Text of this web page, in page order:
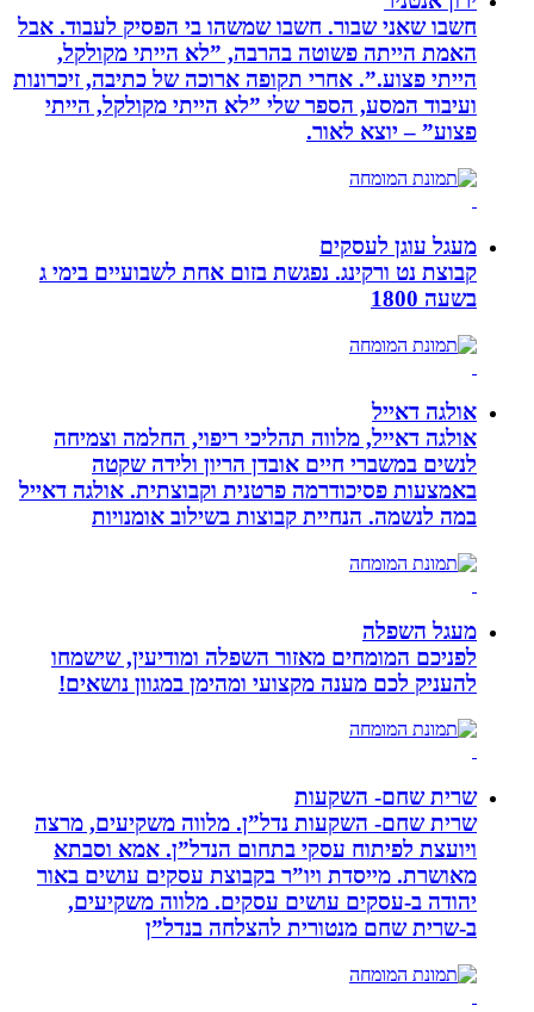
חשבו שאני שבור. חשבו שמשהו בי הפסיק לעבוד. אבל
האמת הייתה פשוטה בהרבה, ”לא הייתי מקולקל,
הייתי פצוע.”. אחרי תקופה ארוכה של כתיבה, זיכרונות
ועיבוד המסע, הספר שלי ”לא הייתי מקולקל, הייתי
פצוע” – יוצא לאור.
מעגל עוגן לעסקים
קבוצת נט ורקינג. נפגשת בזום אחת לשבועיים בימי ג
בשעה 1800
אולגה דאייל
אולגה דאייל, מלווה תהליכי ריפוי, החלמה וצמיחה
לנשים במשברי חיים אובדן הריון ולידה שקטה
באמצעות פסיכודרמה פרטנית וקבוצתית. אולגה דאייל
במה לנשמה. ‏הנחיית קבוצות בשילוב אומנויות‏
מעגל השפלה
לפניכם המומחים מאזור השפלה ומודיעין, שישמחו
להעניק לכם מענה מקצועי ומהימן במגוון נושאים!
שרית שחם- השקעות
שרית שחם- השקעות נדל”ן. מלווה משקיעים, מרצה
ויועצת לפיתוח עסקי בתחום הנדל”ן. אמא וסבתא
מאושרת. ‏מייסדת ויו”ר בקבוצת עסקים עושים באור
יהודה‏ ב-‏עסקים עושים עסקים‏. ‏מלווה משקיעים,
ב-‏שרית שחם מנטורית להצלחה בנדל”ן‏